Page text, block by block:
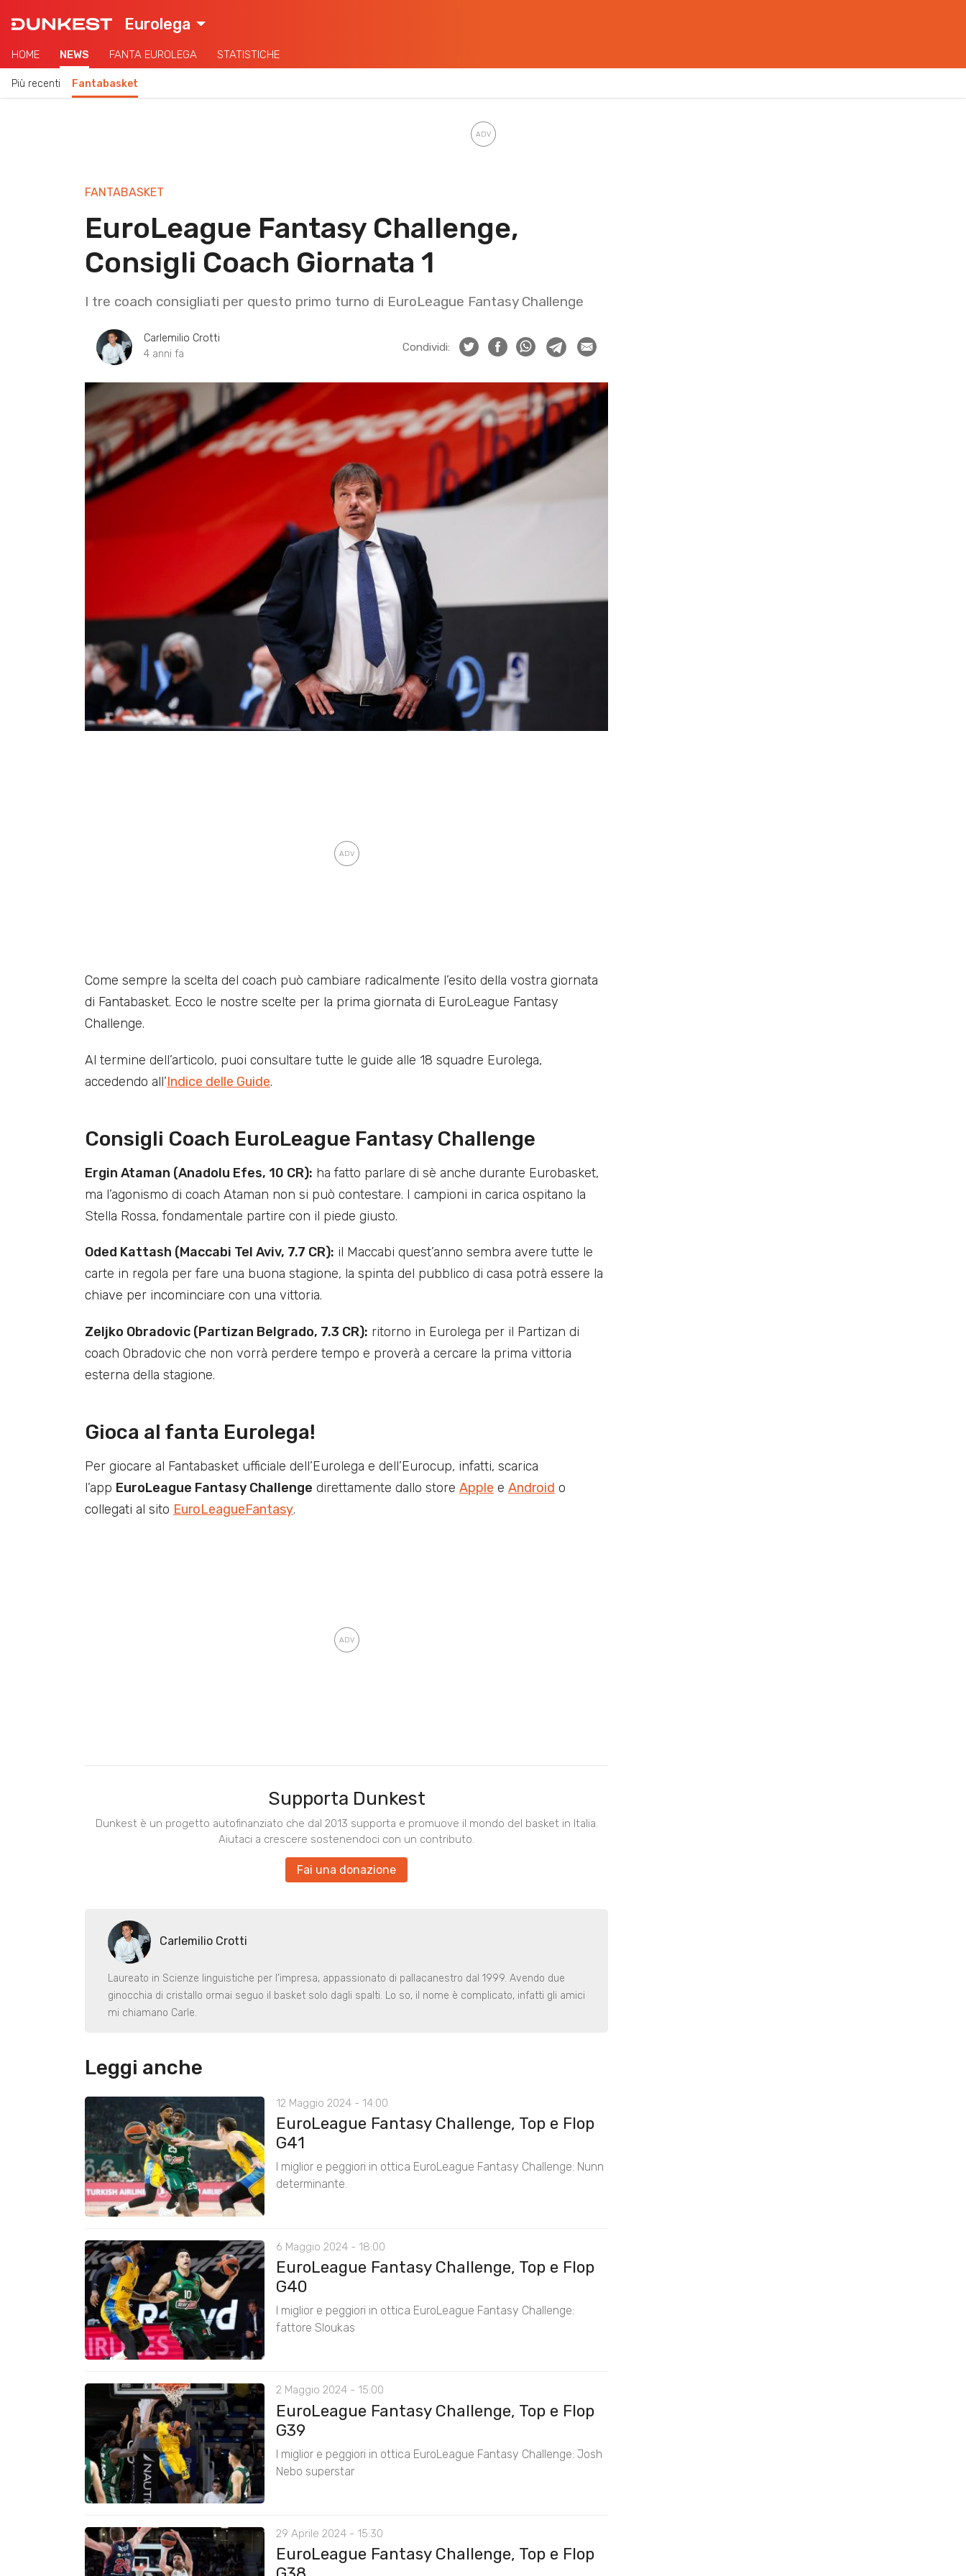
Eurolega
HOME NEWS FANTA EUROLEGA STATISTICHE
Più recenti Fantabasket
FANTABASKET
EuroLeague Fantasy Challenge,
Consigli Coach Giornata 1
I tre coach consigliati per questo primo turno di EuroLeague Fantasy Challenge
Carlemilio Crotti
4 anni fa
Condividi:
Come sempre la scelta del coach può cambiare radicalmente l’esito della vostra giornata
di Fantabasket. Ecco le nostre scelte per la prima giornata di EuroLeague Fantasy
Challenge.
Al termine dell’articolo, puoi consultare tutte le guide alle 18 squadre Eurolega,
accedendo all’Indice delle Guide.
Consigli Coach EuroLeague Fantasy Challenge
Ergin Ataman (Anadolu Efes, 10 CR): ha fatto parlare di sè anche durante Eurobasket,
ma l’agonismo di coach Ataman non si può contestare. I campioni in carica ospitano la
Stella Rossa, fondamentale partire con il piede giusto.
Oded Kattash (Maccabi Tel Aviv, 7.7 CR): il Maccabi quest’anno sembra avere tutte le
carte in regola per fare una buona stagione, la spinta del pubblico di casa potrà essere la
chiave per incominciare con una vittoria.
Zeljko Obradovic (Partizan Belgrado, 7.3 CR): ritorno in Eurolega per il Partizan di
coach Obradovic che non vorrà perdere tempo e proverà a cercare la prima vittoria
esterna della stagione.
Gioca al fanta Eurolega!
Per giocare al Fantabasket ufficiale dell’Eurolega e dell’Eurocup, infatti, scarica
l’app EuroLeague Fantasy Challenge direttamente dallo store Apple e Android o
collegati al sito EuroLeagueFantasy.
Supporta Dunkest
Dunkest è un progetto autofinanziato che dal 2013 supporta e promuove il mondo del basket in Italia.
Aiutaci a crescere sostenendoci con un contributo.
Fai una donazione
Carlemilio Crotti
Laureato in Scienze linguistiche per l’impresa, appassionato di pallacanestro dal 1999. Avendo due
ginocchia di cristallo ormai seguo il basket solo dagli spalti. Lo so, il nome è complicato, infatti gli amici
mi chiamano Carle.
Leggi anche
12 Maggio 2024 - 14:00
EuroLeague Fantasy Challenge, Top e Flop
G41
I miglior e peggiori in ottica EuroLeague Fantasy Challenge: Nunn
determinante.
6 Maggio 2024 - 18:00
EuroLeague Fantasy Challenge, Top e Flop
G40
I miglior e peggiori in ottica EuroLeague Fantasy Challenge:
fattore Sloukas
2 Maggio 2024 - 15:00
EuroLeague Fantasy Challenge, Top e Flop
G39
I miglior e peggiori in ottica EuroLeague Fantasy Challenge: Josh
Nebo superstar
29 Aprile 2024 - 15:30
EuroLeague Fantasy Challenge, Top e Flop